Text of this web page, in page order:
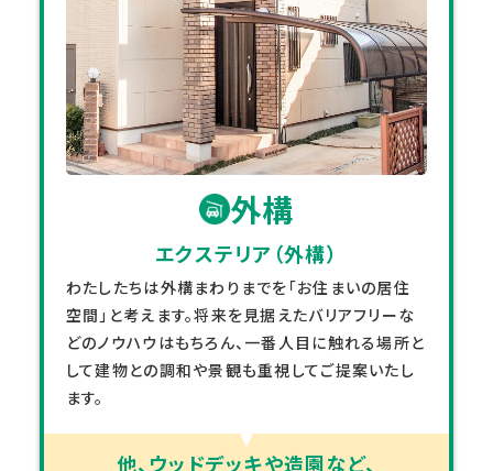
外構
エクステリア（外構）
わたしたちは外構まわりまでを「お住まいの居住
空間」と考えます。将来を見据えたバリアフリーな
どのノウハウはもちろん、一番人目に触れる場所と
して建物との調和や景観も重視してご提案いたし
ます。
他、ウッドデッキや造園など、